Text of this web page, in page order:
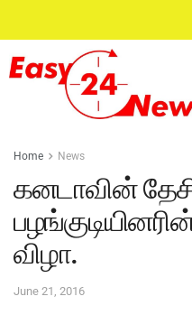
Home News
கனடாவின்
விழா.
June 21, 2016